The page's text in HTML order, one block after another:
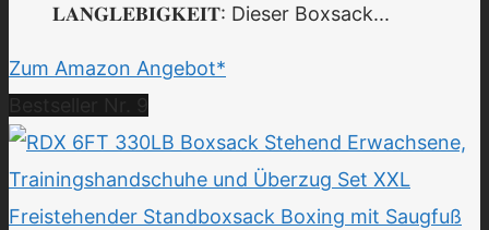
𝐋𝐀𝐍𝐆𝐋𝐄𝐁𝐈𝐆𝐊𝐄𝐈𝐓: Dieser Boxsack...
Zum Amazon Angebot*